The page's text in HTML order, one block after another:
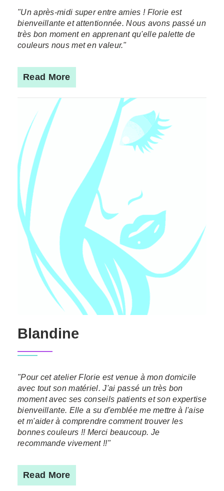
"Un après-midi super entre amies ! Florie est
bienveillante et attentionnée. Nous avons passé un
très bon moment en apprenant qu'elle palette de
couleurs nous met en valeur."
Read More
Blandine
"Pour cet atelier Florie est venue à mon domicile
avec tout son matériel. J'ai passé un très bon
moment avec ses conseils patients et son expertise
bienveillante. Elle a su d'emblée me mettre à l'aise
et m'aider à comprendre comment trouver les
bonnes couleurs !! Merci beaucoup. Je
recommande vivement !!"
Read More